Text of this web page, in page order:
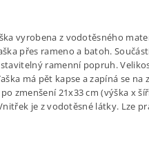
vyrobena z vodotěsného
přes rameno a batoh.
ramenní popruh.
má pět kapse a zapíná se na
zmenšení 21x33 cm (výška x
je z vodotěsné látky. Lze